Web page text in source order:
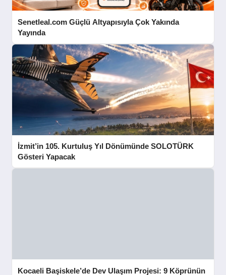
Senetleal.com Güçlü Altyapısıyla Çok Yakında
Yayında
İzmit’in 105. Kurtuluş Yıl Dönümünde SOLOTÜRK
Gösteri Yapacak
Kocaeli Başiskele’de Dev Ulaşım Projesi: 9 Köprünün